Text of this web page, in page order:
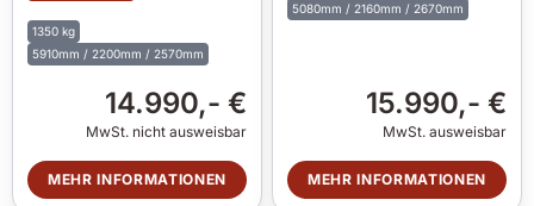
1350 kg
5910mm / 2200mm / 2570mm
14.990,- €
MwSt. nicht ausweisbar
MEHR INFORMATIONEN
5080mm / 2160mm / 2670mm
15.990,- €
MwSt. ausweisbar
MEHR INFORMATIONEN